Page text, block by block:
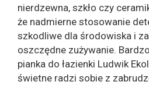
nierdzewna, szkło czy
że nadmierne stosowanie
szkodliwe dla środowiska i
oszczędne zużywanie.
pianka do łazienki Ludwik
świetne radzi sobie z